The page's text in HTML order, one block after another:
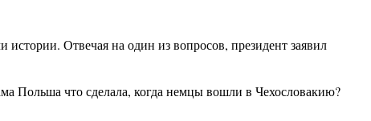
Отвечая на один из вопросов, президент заявил
Польша что сделала, когда немцы вошли в Чехословакию?